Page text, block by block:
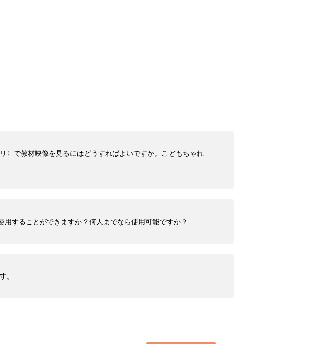
〉で教材映像を見るにはどうすればよいですか。こどもちゃれ
することができますか？何人までなら使用可能ですか？
。